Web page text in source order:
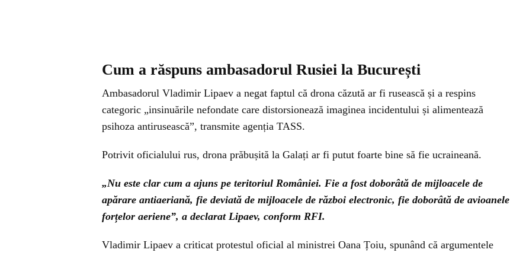
Cum a răspuns ambasadorul Rusiei la București
Ambasadorul Vladimir Lipaev a negat faptul că drona căzută ar fi rusească și a respins
categoric „insinuările nefondate care distorsionează imaginea incidentului și alimentează
psihoza antirusească”, transmite agenția TASS.
Potrivit oficialului rus, drona prăbușită la Galați ar fi putut foarte bine să fie ucraineană.
„Nu este clar cum a ajuns pe teritoriul României. Fie a fost doborâtă de mijloacele de
apărare antiaeriană, fie deviată de mijloacele de război electronic, fie doborâtă de avioanele
forțelor aeriene”, a declarat Lipaev, conform RFI.
Vladimir Lipaev a criticat protestul oficial al ministrei Oana Țoiu, spunând că argumentele